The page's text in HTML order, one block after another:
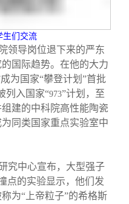
生们交流
领导岗位退下来的严东
国际趋势。在他的大力
为国家“攀登计划”首批
列入国家“973”计划，至
建的中科院高性能陶瓷
同类国家重点实验室中
究中心宣布，大型强子
点的实验显示，他们发
为“上帝粒子”的希格斯